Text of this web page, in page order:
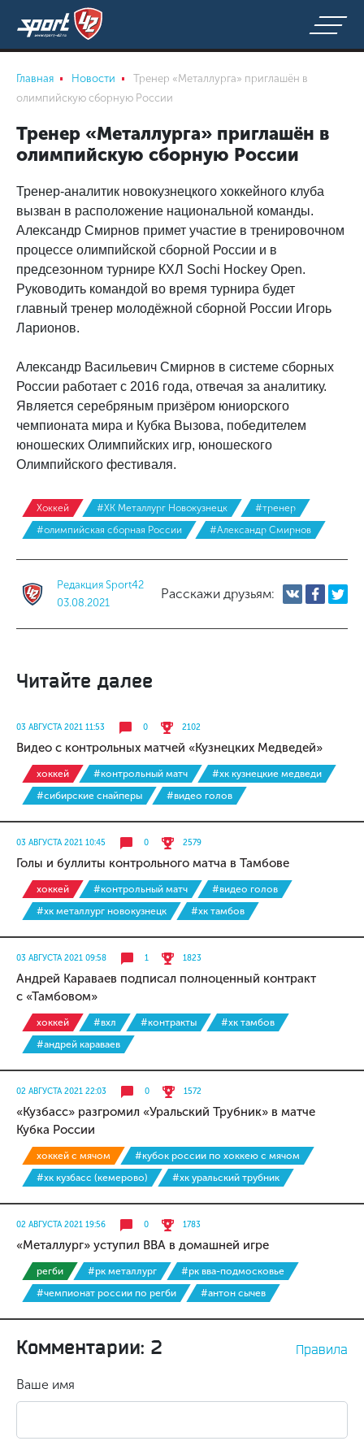
Главная Новости
Тренер «Металлурга» приглашён в
олимпийскую сборную России
Тренер «Металлурга» приглашён в
олимпийскую сборную России
Тренер-аналитик новокузнецкого хоккейного клуба
вызван в расположение национальной команды.
Александр Смирнов примет участие в тренировочном
процессе олимпийской сборной России и в
предсезонном турнире КХЛ Sochi Hockey Open.
Руководить командой во время турнира будет
главный тренер молодёжной сборной России Игорь
Ларионов.
Александр Васильевич Смирнов в системе сборных
России работает с 2016 года, отвечая за аналитику.
Является серебряным призёром юниорского
чемпионата мира и Кубка Вызова, победителем
юношеских Олимпийских игр, юношеского
Олимпийского фестиваля.
Хоккей #ХК Металлург Новокузнецк
#тренер
#олимпийская сборная России
#Александр Смирнов
Редакция Sport42
03.08.2021
Расскажи друзьям:
Читайте далее
03 АВГУСТА 2021 11:53 0 2102
Видео с контрольных матчей «Кузнецких Медведей»
хоккей #контрольный матч
#хк кузнецкие медведи
#сибирские снайперы
#видео голов
03 АВГУСТА 2021 10:45 0 2579
Голы и буллиты контрольного матча в Тамбове
хоккей #контрольный матч
#видео голов
#хк металлург новокузнецк
#хк тамбов
03 АВГУСТА 2021 09:58 1 1823
Андрей Караваев подписал полноценный контракт
с «Тамбовом»
хоккей #вхл #контракты
#хк тамбов
#андрей караваев
02 АВГУСТА 2021 22:03 0 1572
«Кузбасс» разгромил «Уральский Трубник» в матче
Кубка России
хоккей с мячом
#кубок россии по хоккею с мячом
#хк кузбасс (кемерово)
#хк уральский трубник
02 АВГУСТА 2021 19:56 0 1783
«Металлург» уступил ВВА в домашней игре
регби #рк металлург
#рк вва-подмосковье
#чемпионат россии по регби
#антон сычев
Комментарии: 2 Правила
Ваше имя